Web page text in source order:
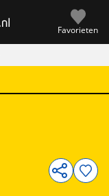
Favorieten